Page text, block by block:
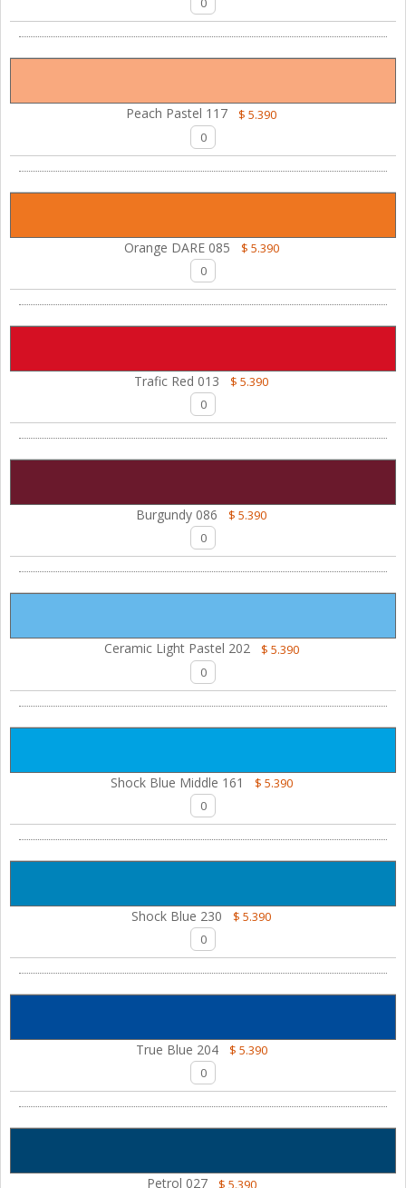
Peach Pastel 117 $ 5.390
Orange DARE 085 $ 5.390
Trafic Red 013 $ 5.390
Burgundy 086 $ 5.390
Ceramic Light Pastel 202 $ 5.390
Shock Blue Middle 161 $ 5.390
Shock Blue 230 $ 5.390
True Blue 204 $ 5.390
Petrol 027 $ 5.390